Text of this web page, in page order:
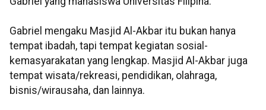
Gabriel mengaku Masjid Al-Akbar itu bukan hanya
tempat ibadah, tapi tempat kegiatan sosial-
kemasyarakatan yang lengkap. Masjid Al-Akbar juga
tempat wisata/rekreasi, pendidikan, olahraga,
bisnis/wirausaha, dan lainnya.